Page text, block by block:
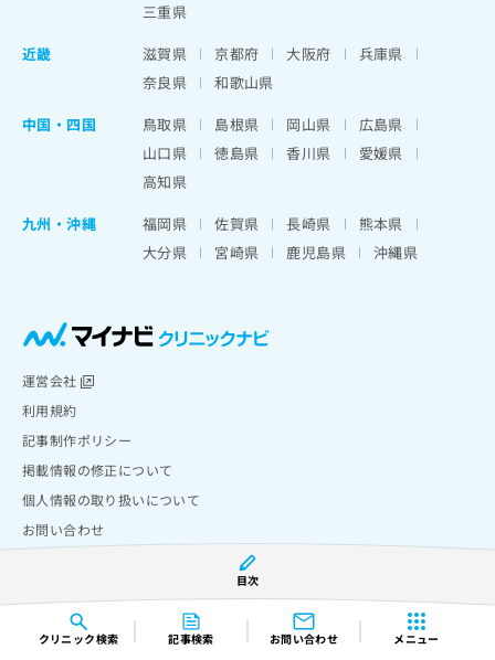
クリニック検索 記事検索 お問い合わせ メニュー
目次
三重県
近畿
滋賀県 京都府 大阪府
兵庫県
奈良県
和歌山県
中国・四国
鳥取県 島根県 岡山県
広島県
山口県
徳島県 香川県
愛媛県
高知県
九州・沖縄
福岡県 佐賀県 長崎県
熊本県
大分県
宮崎県 鹿児島県 沖縄県
運営会社
利用規約
記事制作ポリシー
掲載情報の修正について
個人情報の取り扱いについて
お問い合わせ
Copyright © Mynavi Corporation